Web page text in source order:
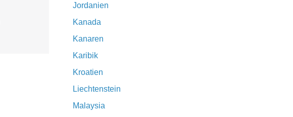
Jordanien
Kanada
Kanaren
Karibik
Kroatien
Liechtenstein
Malaysia